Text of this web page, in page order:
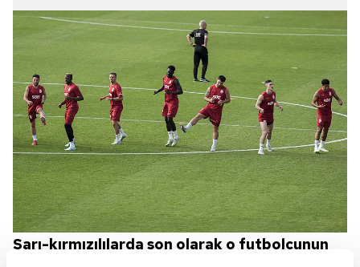
Sarı-kırmızılılarda son olarak o futbolcunun